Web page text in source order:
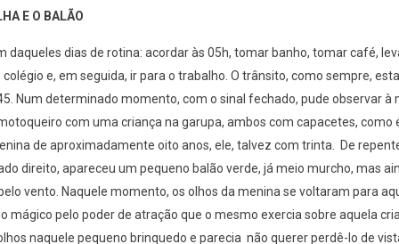
E O BALÃO
daqueles dias de rotina: acordar às 05h, tomar banho, tomar café,
e, em seguida, ir para o trabalho. O trânsito, como sempre,
Num determinado momento, com o sinal fechado, pude observar à
com uma criança na garupa, ambos com capacetes, como
de aproximadamente oito anos, ele, talvez com trinta. De
direito, apareceu um pequeno balão verde, já meio murcho, mas
vento. Naquele momento, os olhos da menina se voltaram para
mágico pelo poder de atração que o mesmo exercia sobre aquela
naquele pequeno brinquedo e parecia não querer perdê-lo de